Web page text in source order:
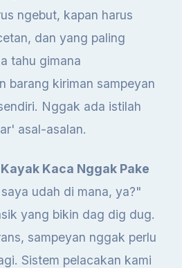
ngebut, kapan harus
dan yang paling
tahu gimana
barang kiriman sampeyan
Nggak ada istilah
asal-asalan.
Kaca Nggak Pake
udah di mana, ya?"
yang bikin dag dig dug.
sampeyan nggak perlu
Sistem pelacakan kami